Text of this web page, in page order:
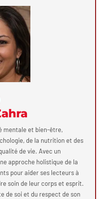
mentale et bien-être,
de la nutrition et des
de vie. Avec un
approche holistique de la
pour aider ses lecteurs à
soin de leur corps et esprit.
de soi et du respect de son